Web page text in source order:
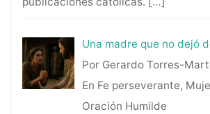
Una madre que no dejó
Por Gerardo Torres-
En Fe perseverante,
Oración Humilde